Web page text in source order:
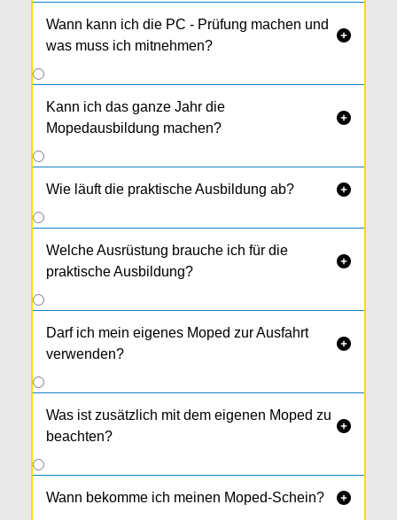
Wann kann ich die PC - Prüfung machen und
was muss ich mitnehmen?

Kann ich das ganze Jahr die
Mopedausbildung machen?

Wie läuft die praktische Ausbildung ab? 
Welche Ausrüstung brauche ich für die
praktische Ausbildung?

Darf ich mein eigenes Moped zur Ausfahrt
verwenden?

Was ist zusätzlich mit dem eigenen Moped zu
beachten?

Wann bekomme ich meinen Moped-Schein? 